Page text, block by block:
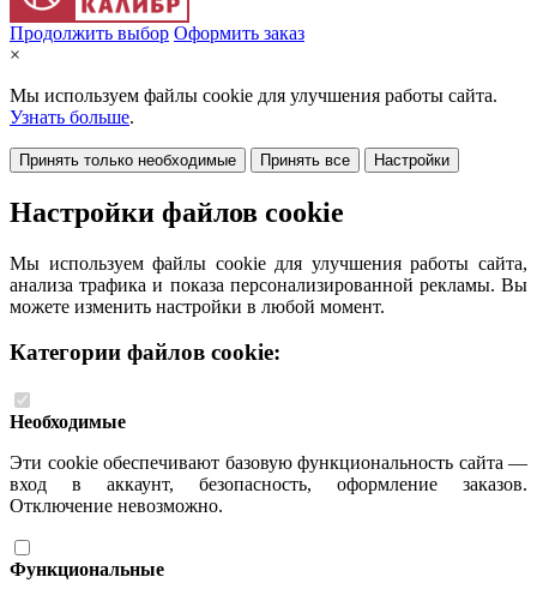
Продолжить выбор Оформить заказ
×
Мы используем файлы cookie для улучшения работы сайта.
Узнать больше.
Принять только необходимые Принять все Настройки
Настройки файлов cookie
Мы используем файлы cookie для улучшения работы сайта,
анализа трафика и показа персонализированной рекламы. Вы
можете изменить настройки в любой момент.
Категории файлов cookie:
Необходимые
Эти cookie обеспечивают базовую функциональность сайта —
вход в аккаунт, безопасность, оформление заказов.
Отключение невозможно.
Функциональные